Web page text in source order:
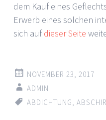
dem Kauf eines
Erwerb eines solchen
sich aufdieser Seite
NOVEMBER 23, 2017
ADMIN
ABDICHTUNG,